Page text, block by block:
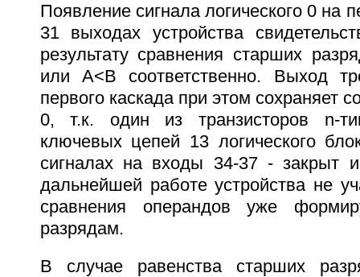
Появление сигнала логического 0 на
31 выходах устройства
результату сравнения старших
или А<В соответственно. Выход
первого каскада при этом сохраняет
0, т.к. один из транзисторов n-
ключевых цепей 13 логического
сигналах на входы 34-37 - закрыт
дальнейшей работе устройства не
сравнения операндов уже
разрядам.
В случае равенства старших